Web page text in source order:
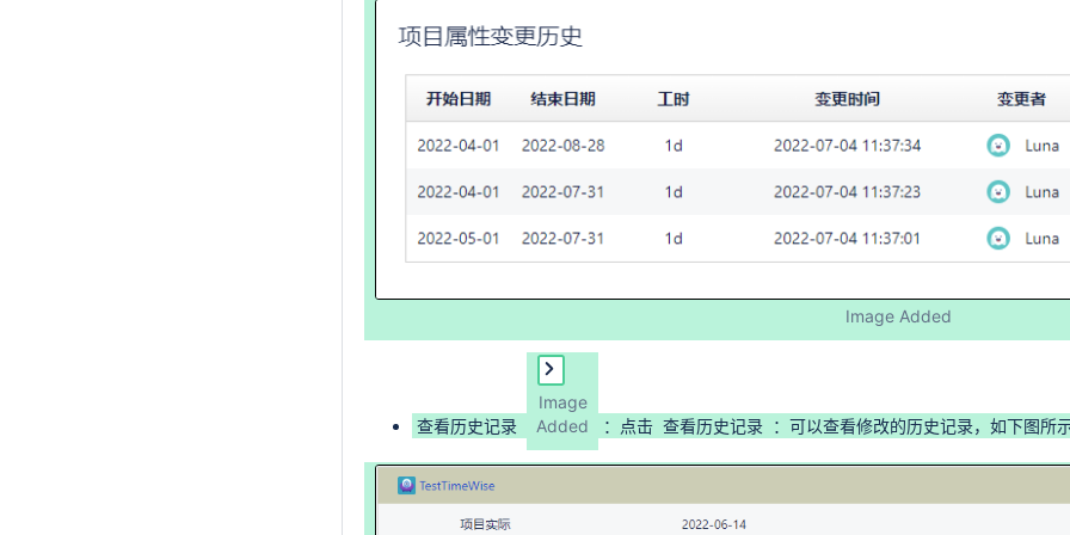
Image Added
查看历史记录
Image
Added
：点击 查看历史记录 ：可以查看修改的历史记录，如下图所